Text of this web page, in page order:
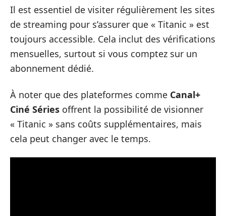
Il est essentiel de visiter régulièrement les sites
de streaming pour s’assurer que « Titanic » est
toujours accessible. Cela inclut des vérifications
mensuelles, surtout si vous comptez sur un
abonnement dédié.
À noter que des plateformes comme Canal+
Ciné Séries offrent la possibilité de visionner
« Titanic » sans coûts supplémentaires, mais
cela peut changer avec le temps.